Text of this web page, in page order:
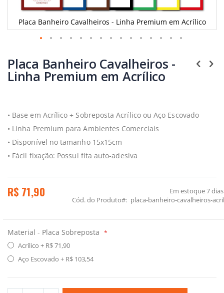
Placa Banheiro Cavalheiros - Linha Premium em Acrílico
para
o
início
imagens
Placa Banheiro Cavalheiros -
Linha Premium em Acrílico
• Base em Acrílico + Sobreposta Acrílico ou Aço Escovado
• Linha Premium para Ambientes Comerciais
• Disponível no tamanho 15x15cm
• Fácil fixação: Possui fita auto-adesiva
R$ 71,90 Em estoque7
Cód. do Produto
placa-banheiro-cavalheiros-
Material - Placa Sobreposta
Acrílico + R$ 71,90
Aço Escovado + R$ 103,54